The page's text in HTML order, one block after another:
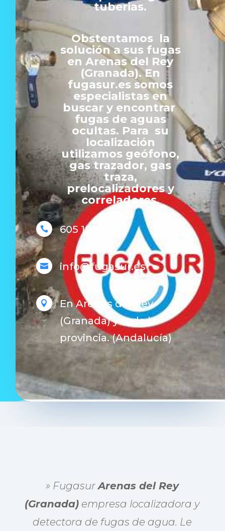
tuberias.
Obstentamos la
solución a sus fugas
en Arenas del Rey
(Granada). En
fugasur.es somos
especialistas en
buscar y encontrar
fugas de aguas
ocultas. Para su
localización
utilizamos geófono,
gas trazador, gas
traza,
prelocalizadores y
correladores.
 605 150 150
 info@fugasur.es

En Arenas del Rey
(Granada) y toda la
provincia. (Andalucía)
» FugasurArenas del Rey
(Granada) empresa localizadora y
detectora de fugas de agua. Le